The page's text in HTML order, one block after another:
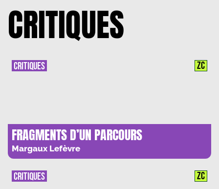
CRITIQUES
FRAGMENTS D’UN PARCOURS
AMOUREUX : VIVRE POUR AIMER
Margaux Lefèvre
CRITIQUES ZC
CRITIQUES ZC